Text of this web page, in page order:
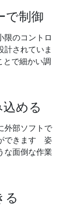
で制御
限のコントロ
計されていま
で細かい調
める
外部ソフトで
できます 姿
な面倒な作業
る